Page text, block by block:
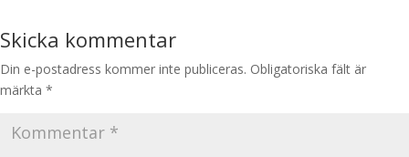
Skicka kommentar
Din e-postadress kommer inte publiceras. Obligatoriska fält är
märkta *